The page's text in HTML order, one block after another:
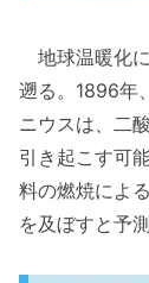
地球温暖化
遡る。1896年
ニウスは、二
引き起こす可
料の燃焼によ
を及ぼすと予測